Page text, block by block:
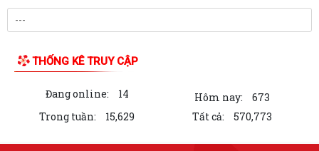
Quyết định công bố Danh mục TTHC mới ban hành, bị bãi bỏ thuộc
phạm vi, chức năng quản lý của Sở...
kỳ tháng 02/2026
Thông báo Kết luận của Chủ tịch UBND xã tại buổi tiếp công dân định
kỳ tháng 01/2026
THỐNG KÊ TRUY CẬP
Đang online: 14 Hôm nay:
673
Trong tuần:
15,629 Tất cả: 570,773